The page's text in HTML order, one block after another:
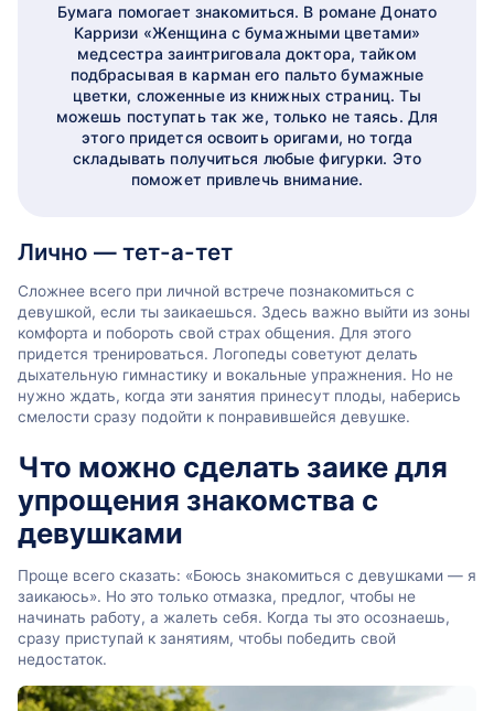
Бумага помогает знакомиться. В романе Донато
Карризи «Женщина с бумажными цветами»
медсестра заинтриговала доктора, тайком
подбрасывая в карман его пальто бумажные
цветки, сложенные из книжных страниц. Ты
можешь поступать так же, только не таясь. Для
этого придется освоить оригами, но тогда
складывать получиться любые фигурки. Это
поможет привлечь внимание.
Лично — тет-а-тет
Сложнее всего при личной встрече познакомиться с
девушкой, если ты заикаешься. Здесь важно выйти из зоны
комфорта и побороть свой страх общения. Для этого
придется тренироваться. Логопеды советуют делать
дыхательную гимнастику и вокальные упражнения. Но не
нужно ждать, когда эти занятия принесут плоды, наберись
смелости сразу подойти к понравившейся девушке.
Что можно сделать заике для
упрощения знакомства с
девушками
Проще всего сказать: «Боюсь знакомиться с девушками — я
заикаюсь». Но это только отмазка, предлог, чтобы не
начинать работу, а жалеть себя. Когда ты это осознаешь,
сразу приступай к занятиям, чтобы победить свой
недостаток.